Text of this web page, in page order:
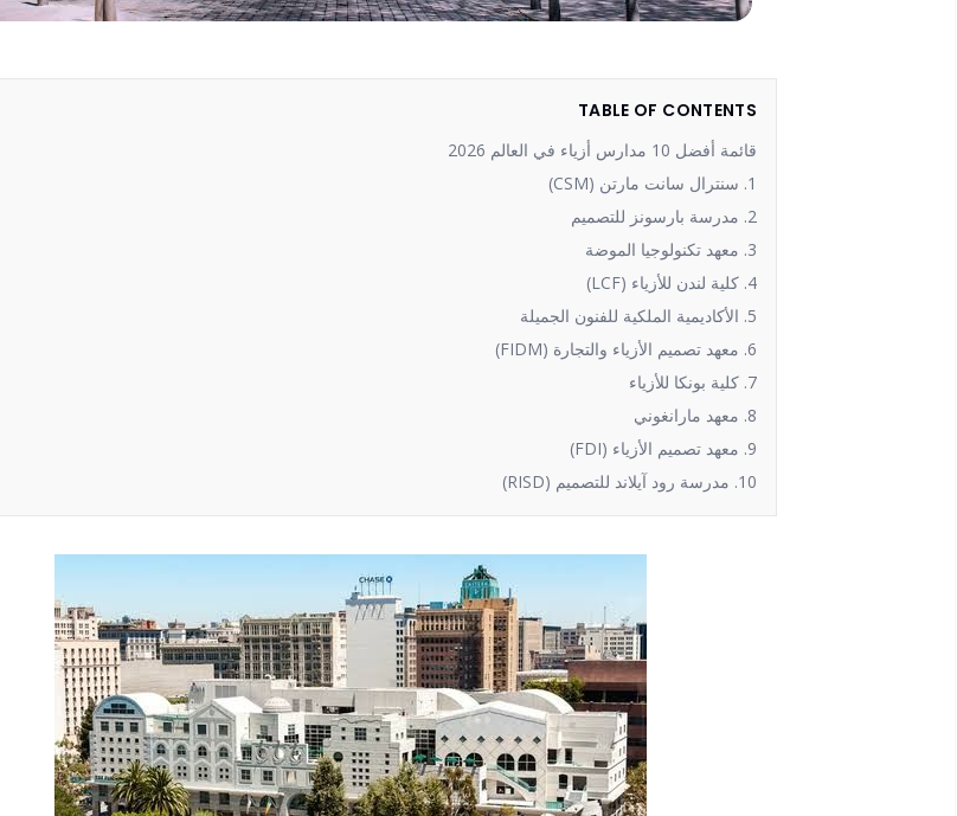
TABLE OF CONTENTS
قائمة أفضل 10 مدارس أزياء في العالم 2026
1. سنترال سانت مارتن (CSM)
2. مدرسة بارسونز للتصميم
3. معهد تكنولوجيا الموضة
4. كلية لندن للأزياء (LCF)
5. الأكاديمية الملكية للفنون الجميلة
6. معهد تصميم الأزياء والتجارة (FIDM)
7. كلية بونكا للأزياء
8. معهد مارانغوني
9. معهد تصميم الأزياء (FDI)
10. مدرسة رود آيلاند للتصميم (RISD)